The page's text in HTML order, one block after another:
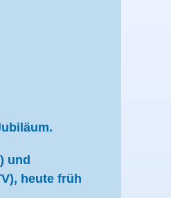
und
heute früh